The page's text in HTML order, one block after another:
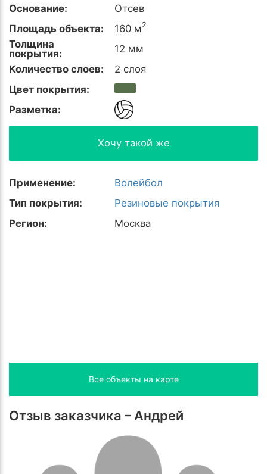
Основание:
Отсев
Площадь объекта:
160 м2
Толщина
покрытия:
12 мм
Количество слоев:
2 слоя
Цвет покрытия:
Разметка:
Хочу такой же
Применение:
Волейбол
Тип покрытия:
Резиновые покрытия
Регион:
Москва
Все объекты на карте
Отзыв заказчика – Андрей